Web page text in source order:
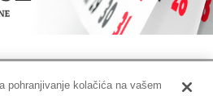
pohranjivanje kolačića na vašem